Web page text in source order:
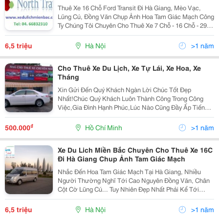
Thuê Xe 16 Chỗ Ford Transit Đi Hà Giang, Mèo Vạc,
Lũng Cú, Đồng Văn Chụp Ảnh Hoa Tam Giác Mạch Công
Ty Chúng Tôi Chuyên Cho Thuê Xe 7 Chỗ - 16 Chỗ - 29
Chỗ - 35 Chỗ - 45 Chỗ Đời Mới, Lái Xe Chuyên Nghiệp
Chắc Chắn Sẽ Đáp Ứng Mọi Nhu Cầu Thuê Xe Củ
6,5 triệu Hà Nội >1 năm
Cho Thuê Xe Du Lịch, Xe Tự Lái, Xe Hoa, Xe
Tháng
Xin Gửi Đến Quý Khách Ngàn Lời Chúc Tốt Đẹp
Nhất!Chúc Quý Khách Luôn Thành Công Trong Công
Việc,Gia Đình Hạnh Phúc,Lúc Nào Cũng Đầy Ấp Tiếng
Cười!Chúc Kinh Tế Gia Đình Ngày Càng Khấm Khá Để
Quý Khách Được Thỏa Niềm Đam Mê Đi Chu Du Bốn
Bể Bên Cạnh Nh
500.000₫ Hồ Chí Minh >1 năm
Xe Du Lich Miền Bắc Chuyên Cho Thuê Xe 16C
Đi Hà Giang Chup Ảnh Tam Giác Mạch
Nhắc Đến Hoa Tam Giác Mạch Tại Hà Giang, Nhiều
Người Thường Nghĩ Tới Cao Nguyên Đồng Văn, Chân
Cột Cờ Lũng Cú... Tuy Nhiên Đẹp Nhất Phải Kể Tới
Huyện Xí Mần. Huyện Xí Mần Nằm Ở Phía Tây Bắc Của
Hà Giang. Phía Bắc Giáp Trung Quốc, Phía Tây Giáp
6,5 triệu Hà Nội >1 năm